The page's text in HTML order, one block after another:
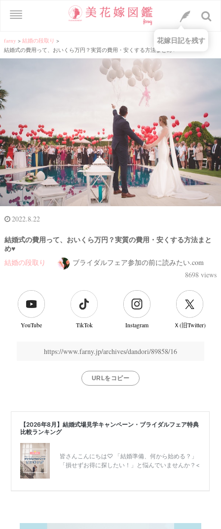
farny > 結婚の段取り >
結婚式の費用って、おいくら万円？実質の費用・安くする方法まとめ♥
2022.8.22
結婚式の費用って、おいくら万円？実質の費用・安くする方法まと
め♥
結婚の段取り
ブライダルフェア参加の前に読みたい.com
8698 views
YouTube TikTok Instagram Ｘ(旧Twitter)
https://www.farny.jp/archives/dandori/89858/16
URLをコピー
花嫁日記を残す